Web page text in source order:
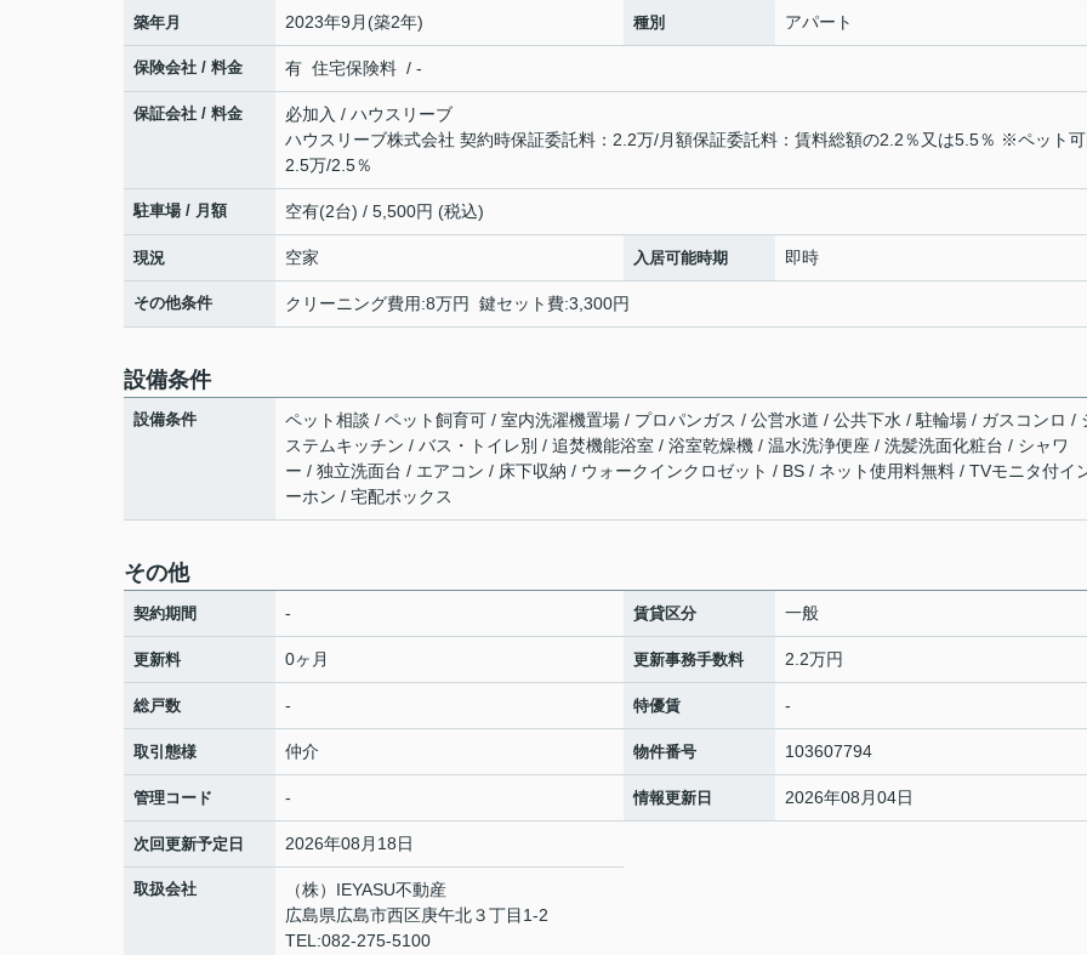
築年月 2023年9月(築2年) 種別 アパート
保険会社 / 料金 有 住宅保険料 / -
保証会社 / 料金
必加入 / ハウスリーブ
ハウスリーブ株式会社 契約時保証委託料：2.2万/月額保証委託料：賃料総額の2.2％又は5.5％ ※ペット
2.5万/2.5％
駐車場 / 月額 空有(2台) / 5,500円 (税込)
現況 空家 入居可能時期 即時
その他条件 クリーニング費用:8万円 鍵セット費:3,300円
設備条件
設備条件
ペット相談 / ペット飼育可 / 室内洗濯機置場 / プロパンガス / 公営水道 / 公共下水 / 駐輪場 / ガスコンロ /
ステムキッチン / バス・トイレ別 / 追焚機能浴室 / 浴室乾燥機 / 温水洗浄便座 / 洗髪洗面化粧台 / シャワ
ー / 独立洗面台 / エアコン / 床下収納 / ウォークインクロゼット / BS / ネット使用料無料 / TVモニタ付イ
ーホン / 宅配ボックス
その他
契約期間 - 賃貸区分 一般
更新料 0ヶ月 更新事務手数料 2.2万円
総戸数 - 特優賃 -
取引態様 仲介 物件番号 103607794
管理コード - 情報更新日 2026年08月04日
次回更新予定日 2026年08月18日
取扱会社
（株）IEYASU不動産
広島県広島市西区庚午北３丁目1-2
TEL:082-275-5100